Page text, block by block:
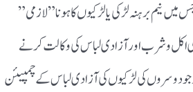
نیم برہنہ لڑکی یا لڑکیوں کا ہونا ” لازمی”
اکل و شرب اور آزادی لباس کی وکالت کرنے
جو دوسروں کی لڑکیوں کی آزادی لباس کے چمپیئن